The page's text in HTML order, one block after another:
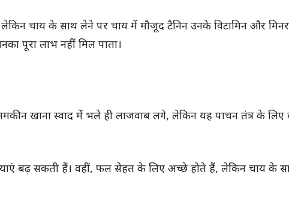
चाय के साथ लेने पर चाय में मौजूद टैनिन उनके विटामिन और
पूरा लाभ नहीं मिल पाता।
खाना स्वाद में भले ही लाजवाब लगे, लेकिन यह पाचन तंत्र के लिए
बढ़ सकती हैं। वहीं, फल सेहत के लिए अच्छे होते हैं, लेकिन चाय के